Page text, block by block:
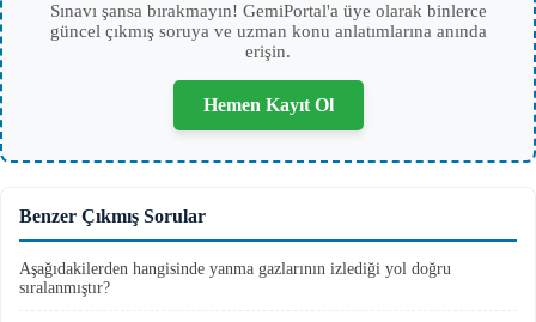
Sınavı şansa bırakmayın! GemiPortal'a üye olarak binlerce
güncel çıkmış soruya ve uzman konu anlatımlarına anında
erişin.
Hemen Kayıt Ol
Benzer Çıkmış Sorular
Aşağıdakilerden hangisinde yanma gazlarının izlediği yol doğru
sıralanmıştır?